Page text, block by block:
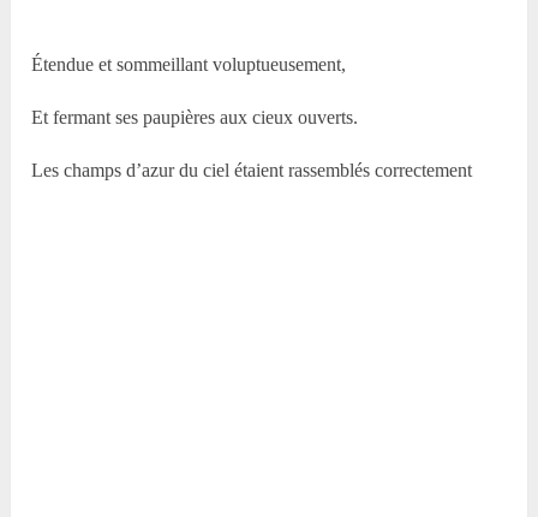
Étendue et sommeillant voluptueusement,
Et fermant ses paupières aux cieux ouverts.
Les champs d’azur du ciel étaient rassemblés correctement